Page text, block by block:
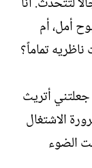
أمل، أم
ناظريه تماماً؟
جعلتني أتريث
الاشتغال
الضوء